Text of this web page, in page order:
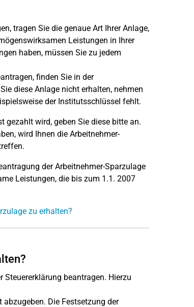
tragen Sie die genaue Art Ihrer Anlage,
Leistungen in Ihrer
haben, müssen Sie zu jedem
finden Sie in der
diese Anlage nicht erhalten, nehmen
der Institutsschlüssel fehlt.
gezahlt wird, geben Sie diese bitte an.
wird Ihnen die Arbeitnehmer-
der Arbeitnehmer-Sparzulage
Leistungen, die bis zum 1.1. 2007
zu erhalten?
beantragen. Hierzu
Die Festsetzung der